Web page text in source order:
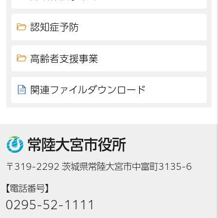
認知症予防
高齢者支援事業
関連ファイルダウンロード
常陸大宮市役所
〒319-2292 茨城県常陸大宮市中富町3135-6
【電話番号】
0295-52-1111